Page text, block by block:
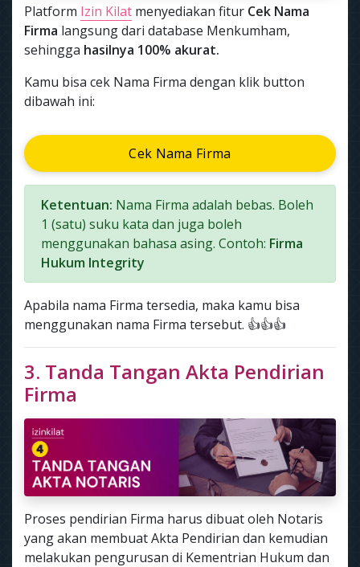
Platform Izin Kilat menyediakan fitur Cek Nama
Firma langsung dari database Menkumham,
sehingga hasilnya 100% akurat.
Kamu bisa cek Nama Firma dengan klik button
dibawah ini:
Cek Nama Firma
Ketentuan: Nama Firma adalah bebas. Boleh
1 (satu) suku kata dan juga boleh
menggunakan bahasa asing. Contoh: Firma
Hukum Integrity
Apabila nama Firma tersedia, maka kamu bisa
menggunakan nama Firma tersebut. 👍👍👍
3. Tanda Tangan Akta Pendirian
Firma
Proses pendirian Firma harus dibuat oleh Notaris
yang akan membuat Akta Pendirian dan kemudian
melakukan pengurusan di Kementrian Hukum dan